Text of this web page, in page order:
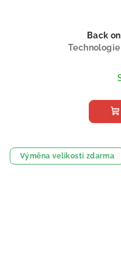
Back
Výměna velikosti zdarma